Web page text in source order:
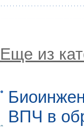
Еще из
ВПЧ в